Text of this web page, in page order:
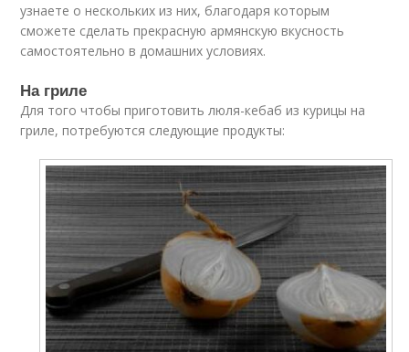
узнаете о нескольких из них, благодаря которым
сможете сделать прекрасную армянскую вкусность
самостоятельно в домашних условиях.
На гриле
Для того чтобы приготовить люля-кебаб из курицы на
гриле, потребуются следующие продукты: